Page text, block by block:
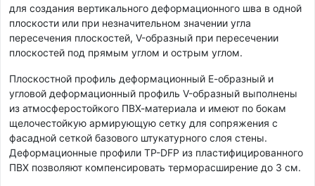
для создания вертикального деформационного шва в одной
плоскости или при незначительном значении угла
пересечения плоскостей, V-образный при пересечении
плоскостей под прямым углом и острым углом.
Плоскостной профиль деформационный Е-образный и
угловой деформационный профиль V-образный выполнены
из атмосферостойкого ПВХ-материала и имеют по бокам
щелочестойкую армирующую сетку для сопряжения с
фасадной сеткой базового штукатурного слоя стены.
Деформационные профили TP-DFP из пластифицированного
ПВХ позволяют компенсировать терморасширение до 3 см.